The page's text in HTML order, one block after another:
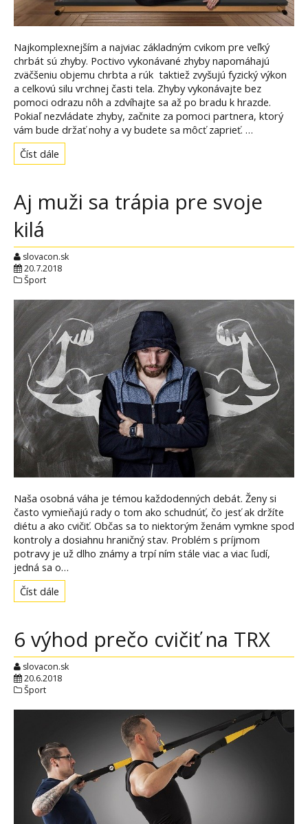
Najkomplexnejším a najviac základným cvikom pre veľký
chrbát sú zhyby. Poctivo vykonávané zhyby napomáhajú
zväčšeniu objemu chrbta a rúk taktiež zvyšujú fyzický výkon
a celkovú silu vrchnej časti tela. Zhyby vykonávajte bez
pomoci odrazu nôh a zdvíhajte sa až po bradu k hrazde.
Pokiaľ nezvládate zhyby, začnite za pomoci partnera, ktorý
vám bude držať nohy a vy budete sa môcť zaprieť. …
Číst dále
Aj muži sa trápia pre svoje
kilá
slovacon.sk
20.7.2018
Šport
Naša osobná váha je témou každodenných debát. Ženy si
často vymieňajú rady o tom ako schudnúť, čo jesť ak držíte
diétu a ako cvičiť. Občas sa to niektorým ženám vymkne spod
kontroly a dosiahnu hraničný stav. Problém s príjmom
potravy je už dlho známy a trpí ním stále viac a viac ľudí,
jedná sa o…
Číst dále
6 výhod prečo cvičiť na TRX
slovacon.sk
20.6.2018
Šport